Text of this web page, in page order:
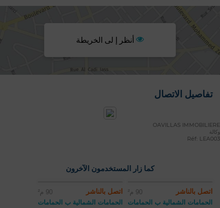
أنظر إ لى الخريطة
تفاصيل الاتصال
OAVILLAS IMMOBILIERE
وكالة
Réf: LEA003
كما زار المستخدمون الآخرون
اتصل بالناشر 90 م²
الحمامات الشمالية ب الحمامات
اتصل بالناشر 90 م²
الحمامات الشمالية ب الحمامات